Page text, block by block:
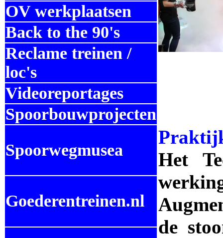
OV werkplaatsen
Back to the 90's
Reclame treinen /
loc's
Videoreportages
Spoorbouwprojecten
Spoorwegmusea
Het
de
Goederentreinen.nl